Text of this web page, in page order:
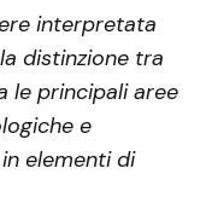
interpretata
distinzione tra
le principali aree
e
elementi di